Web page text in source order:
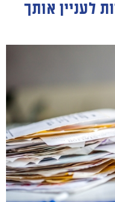
לעניין אותך